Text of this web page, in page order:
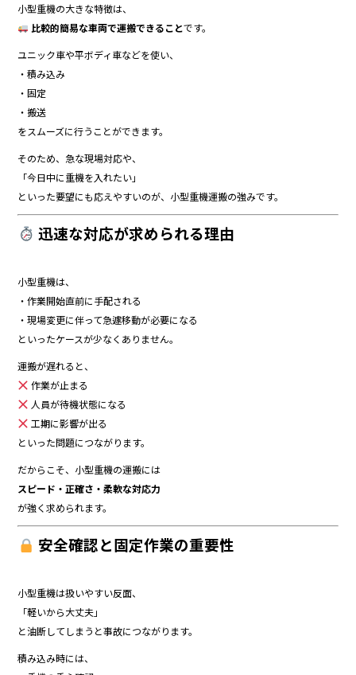
小型重機の大きな特徴は、
比較的簡易な車両で運搬できることです。
ユニック車や平ボディ車などを使い、
・積み込み
・固定
・搬送
をスムーズに行うことができます。
そのため、急な現場対応や、
「今日中に重機を入れたい」
といった要望にも応えやすいのが、小型重機運搬の強みです。
迅速な対応が求められる理由
小型重機は、
・作業開始直前に手配される
・現場変更に伴って急遽移動が必要になる
といったケースが少なくありません。
運搬が遅れると、
作業が止まる
人員が待機状態になる
工期に影響が出る
といった問題につながります。
だからこそ、小型重機の運搬には
スピード・正確さ・柔軟な対応力
が強く求められます。
安全確認と固定作業の重要性
小型重機は扱いやすい反面、
「軽いから大丈夫」
と油断してしまうと事故につながります。
積み込み時には、